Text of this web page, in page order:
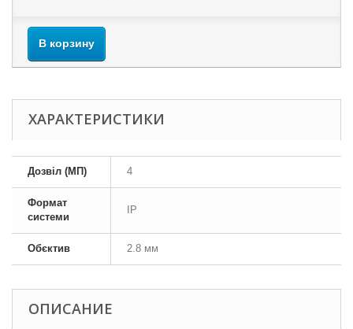
В корзину
ХАРАКТЕРИСТИКИ
Дозвіл (МП) 4
Формат
системи
IP
Обєктив 2.8 мм
ОПИСАНИЕ